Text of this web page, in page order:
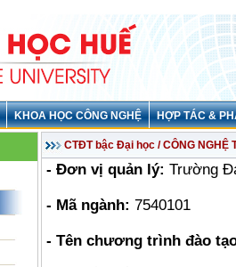
KHOA HỌC CÔNG NGHỆ HỢP TÁC &
CTĐT bậc Đại học / CÔNG NGHỆ
- Đơn vị quản lý: Trường
- Mã ngành: 7540101
- Tên chương trình đào